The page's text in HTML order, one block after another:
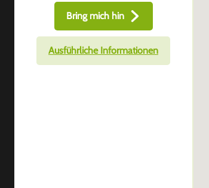
Bring mich hin
Ausführliche Informationen